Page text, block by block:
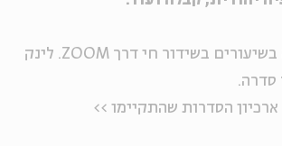
ההרשמה לצפייה בשיעורים בשידור חי דרך ZOOM. לינק
סדרה.